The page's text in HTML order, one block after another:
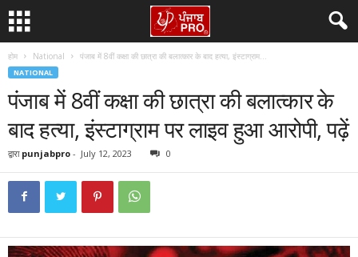
होम National पंजाब में 8वीं कक्षा की छात्रा की बलात्कार के बाद हत्या, इंस्टाग्राम...
NATIONAL
पंजाब में 8वीं कक्षा की छात्रा की बलात्कार के
बाद हत्या, इंस्टाग्राम पर लाइव हुआ आरोपी, पढ़ें
द्वारा punjabpro - July 12, 2023 0